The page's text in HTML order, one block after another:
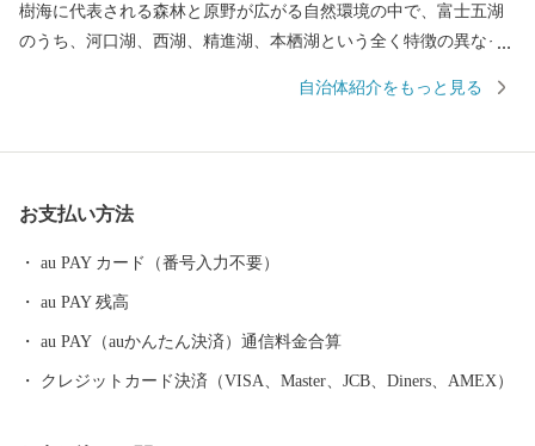
樹海に代表される森林と原野が広がる自然環境の中で、富士五湖
のうち、河口湖、西湖、精進湖、本栖湖という全く特徴の異なっ
す。 南は富士山の傾斜地、北は御坂山系に挟まれた高原のため夏
す。 都心から車で約９０分の場所に位置する富士河口湖町では、
河口湖美術館や河口湖ステラシアターなどの文化・観光施設のほ
設も充実しています。 ハーブフェスティバルや紅葉まつりなど季
節を感じることのできるイベントのほかにも、富士山河口湖音楽
祭や、４つの湖で行われる花火大会、マラソンなど多彩なイベン
自治体紹介をもっと見る
お支払い方法
au PAY カード（番号入力不要）
au PAY 残高
au PAY（auかんたん決済）通信料金合算
クレジットカード決済（VISA、Master、JCB、Diners、AMEX）